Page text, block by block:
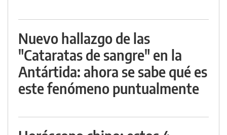
Nuevo hallazgo de las
"Cataratas de sangre" en la
Antártida: ahora se sabe qué es
este fenómeno puntualmente